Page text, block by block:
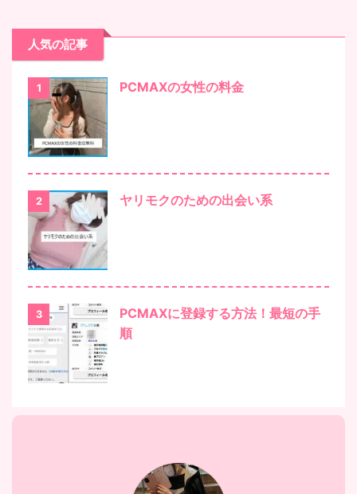
人気の記事
1 PCMAXの女性の料金
2 ヤリモクのための出会い系
3
PCMAXに登録する方法！最短の手
順